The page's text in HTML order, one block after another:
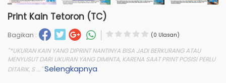
Print Kain Tetoron (TC)
Bagikan : (0 Ulasan)
"*UKURAN KAIN YANG DIPRINT NANTINYA BISA JADI BERKURANG ATAU
MENYUSUT DARI UKURAN YANG DIMINTA, KARENA SAAT PRINT POSISI PERLU
DITARIK, S ..."Selengkapnya.